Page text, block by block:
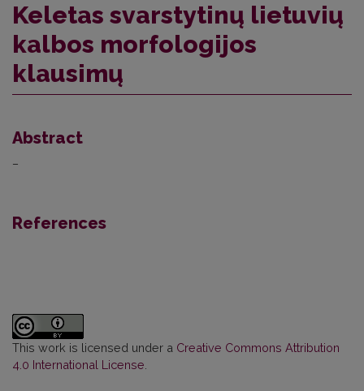
Keletas svarstytinų lietuvių
kalbos morfologijos
klausimų
Abstract
–
References
This work is licensed under a Creative Commons Attribution
4.0 International License